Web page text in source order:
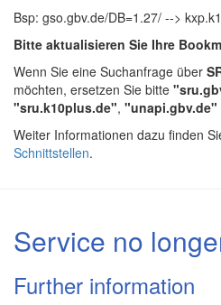
Bsp: gso.gbv.de/DB=1.27/ -->
Bitte aktualisieren Sie Ihre
Wenn Sie eine Suchanfrage über
möchten, ersetzen Sie bitte
"sru.k10plus.de", "unapi.gbv.de"
Weiter Informationen dazu finden
Schnittstellen.
Service no
Further information